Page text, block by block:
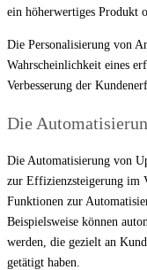
ein höherwertiges Produkt
Die Personalisierung von
Wahrscheinlichkeit eines
Verbesserung der
Die
Die Automatisierung von
zur Effizienzsteigerung im
Funktionen zur
Beispielsweise können
werden, die gezielt an
getätigt haben.